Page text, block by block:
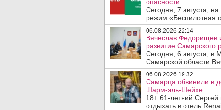
опасности.
Сегодня, 7 августа,
режим «Беспилотная
06.08.2026 22:14
Вячеслав Федорищев
развитие Самарского
Сегодня, 6 августа, в
Самарской области
06.08.2026 19:32
Самарца обвинили в
Шарм-эль-Шейхе.
18+ 61-летний
отдыхать в отель